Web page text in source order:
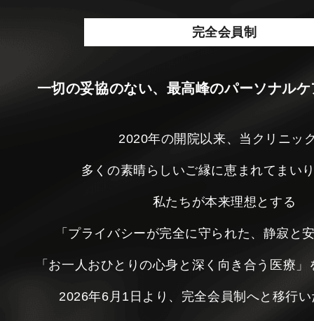
完全会員制
一切の妥協のない、最高峰のパーソナル
2020年の開院以来、当クリニッ
多くの素晴らしいご縁に恵まれてまい
私たちが本来理想とする
「プライバシーが完全に守られた、静寂と
「お一人おひとりの心身と深く向き合う医療
2026年6月1日より、完全会員制へと移行